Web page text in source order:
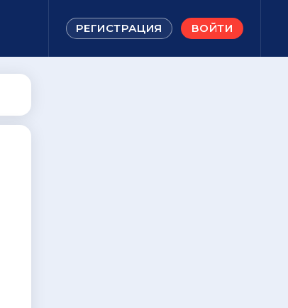
РЕГИСТРАЦИЯ ВОЙТИ